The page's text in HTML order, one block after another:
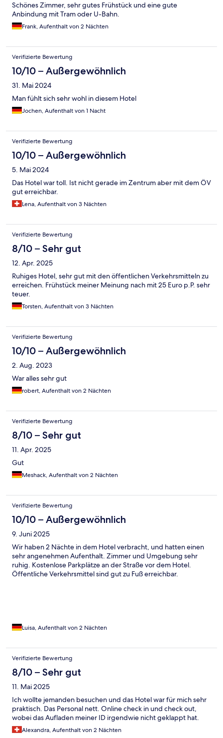
Schönes Zimmer, sehr gutes Frühstück und eine gute
Anbindung mit Tram oder U-Bahn.
Frank, Aufenthalt von 2 Nächten
Verifizierte Bewertung
10/10 – Außergewöhnlich
31. Mai 2024
Man fühlt sich sehr wohl in diesem Hotel
Jochen, Aufenthalt von 1 Nacht
Verifizierte Bewertung
10/10 – Außergewöhnlich
5. Mai 2024
Das Hotel war toll. Ist nicht gerade im Zentrum aber mit dem ÖV
gut erreichbar.
Lena, Aufenthalt von 3 Nächten
Verifizierte Bewertung
8/10 – Sehr gut
12. Apr. 2025
Ruhiges Hotel, sehr gut mit den öffentlichen Verkehrsmitteln zu
erreichen. Frühstück meiner Meinung nach mit 25 Euro p.P. sehr
teuer.
Torsten, Aufenthalt von 3 Nächten
Verifizierte Bewertung
10/10 – Außergewöhnlich
2. Aug. 2023
War alles sehr gut
robert, Aufenthalt von 2 Nächten
Verifizierte Bewertung
8/10 – Sehr gut
11. Apr. 2025
Gut
Meshack, Aufenthalt von 2 Nächten
Verifizierte Bewertung
10/10 – Außergewöhnlich
9. Juni 2025
Wir haben 2 Nächte in dem Hotel verbracht, und hatten einen
sehr angenehmen Aufenthalt. Zimmer und Umgebung sehr
ruhig. Kostenlose Parkplätze an der Straße vor dem Hotel.
Öffentliche Verkehrsmittel sind gut zu Fuß erreichbar.
Luisa, Aufenthalt von 2 Nächten
Verifizierte Bewertung
8/10 – Sehr gut
11. Mai 2025
Ich wollte jemanden besuchen und das Hotel war für mich sehr
praktisch. Das Personal nett. Online check in und check out,
wobei das Aufladen meiner ID irgendwie nicht geklappt hat.
Alexandra, Aufenthalt von 2 Nächten